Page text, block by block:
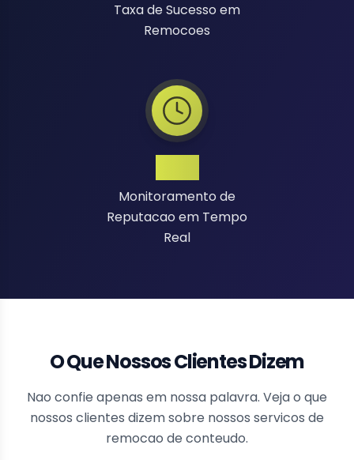
Taxa de Sucesso em
Remocoes
Monitoramento de
Reputacao em Tempo
Real
O Que Nossos Clientes Dizem
Nao confie apenas em nossa palavra. Veja o que
nossos clientes dizem sobre nossos servicos de
remocao de conteudo.